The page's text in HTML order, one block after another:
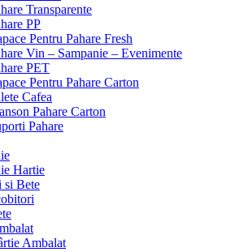
Transparente
PP
Pentru Pahare Fresh
Vin – Sampanie – Evenimente
PET
Pentru Pahare Carton
Cafea
Pahare Carton
Pahare
Hartie
si Bete
Ambalat